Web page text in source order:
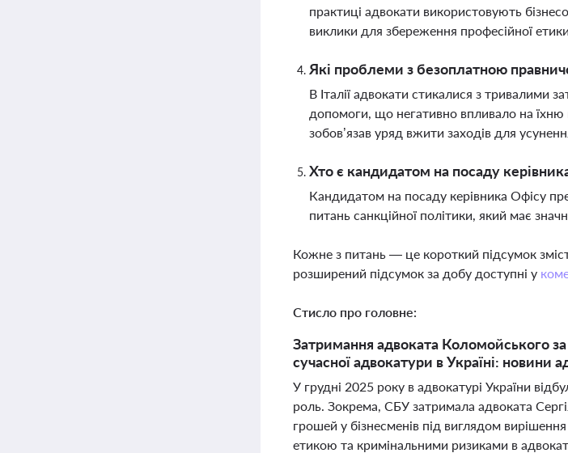
практиці адвокати використовують
виклики для збереження професійної
Які проблеми з безоплатною
В Італії адвокати стикалися з тривалими
допомоги, що негативно впливало на
зобов’язав уряд вжити заходів для
Хто є кандидатом на посаду
Кандидатом на посаду керівника Офісу
питань санкційної політики, який має
Кожне з питань — це короткий підсумок
розширений підсумок за добу доступні у
Стисло про головне:
Затримання адвоката Коломойського за
сучасної адвокатури в Україні: новини
У грудні 2025 року в адвокатурі України
роль. Зокрема, СБУ затримала адвоката
грошей у бізнесменів під виглядом
етикою та кримінальними ризиками в